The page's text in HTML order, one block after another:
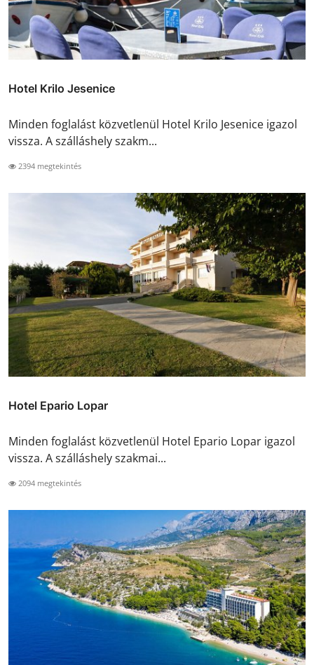
Hotel Krilo Jesenice
Minden foglalást közvetlenül Hotel Krilo Jesenice igazol
vissza. A szálláshely szakm...
2394 megtekintés
Hotel Epario Lopar
Minden foglalást közvetlenül Hotel Epario Lopar igazol
vissza. A szálláshely szakmai...
2094 megtekintés